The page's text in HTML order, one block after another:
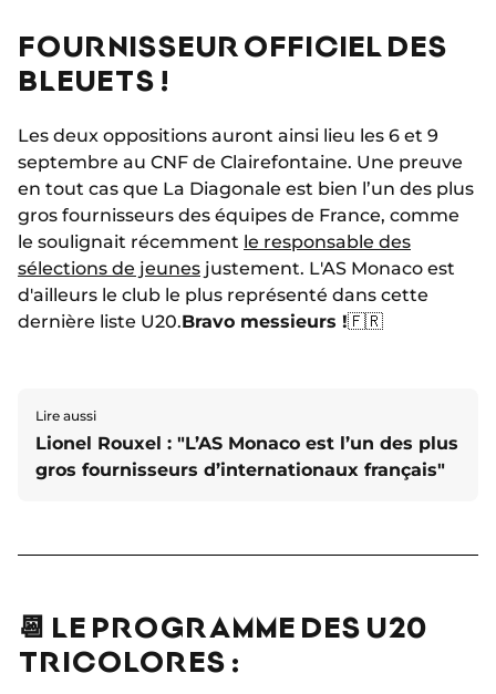
FOURNISSEUR OFFICIEL DES
BLEUETS !
Les deux oppositions auront ainsi lieu les 6 et 9
septembre au CNF de Clairefontaine. Une preuve
en tout cas que La Diagonale est bien l’un des plus
gros fournisseurs des équipes de France, comme
le soulignait récemment le responsable des
sélections de jeunes justement. L'AS Monaco est
d'ailleurs le club le plus représenté dans cette
dernière liste U20.Bravo messieurs !🇫🇷
Lire aussi
Lionel Rouxel : "L’AS Monaco est l’un des plus
gros fournisseurs d’internationaux français"
📆 LE PROGRAMME DES U20
TRICOLORES :